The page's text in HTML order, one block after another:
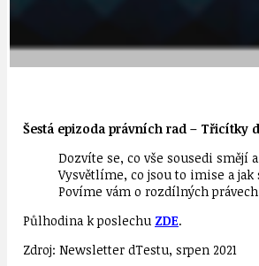
Šestá epizoda právních rad – Třicítky
Dozvíte se, co vše sousedi smějí
Vysvětlíme, co jsou to imise a
Povíme vám o rozdílných
Půlhodina k poslechu ZDE.
Zdroj: Newsletter dTestu, srpen 2021